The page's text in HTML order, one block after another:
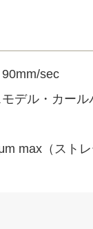
sec
デル・カール
max（スト